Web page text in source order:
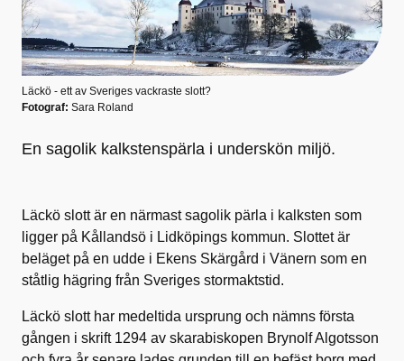
Läckö - ett av Sveriges vackraste slott?
Fotograf: Sara Roland
En sagolik kalkstenspärla i underskön miljö.
Läckö slott är en närmast sagolik pärla i kalksten som
ligger på Kållandsö i Lidköpings kommun. Slottet är
beläget på en udde i Ekens Skärgård i Vänern som en
ståtlig hägring från Sveriges stormaktstid.
Läckö slott har medeltida ursprung och nämns första
gången i skrift 1294 av skarabiskopen Brynolf Algotsson